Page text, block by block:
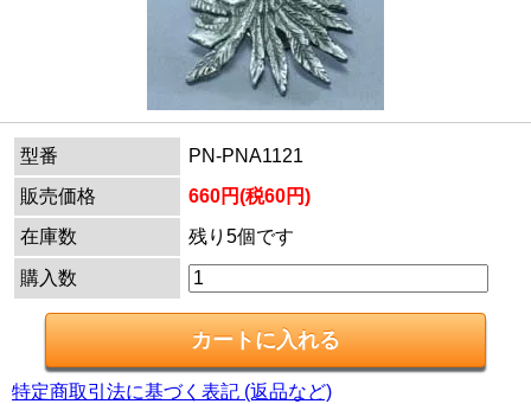
型番
PN-PNA1121
販売価格
660円(税60円)
在庫数
残り5個です
購入数
特定商取引法に基づく表記 (返品など)